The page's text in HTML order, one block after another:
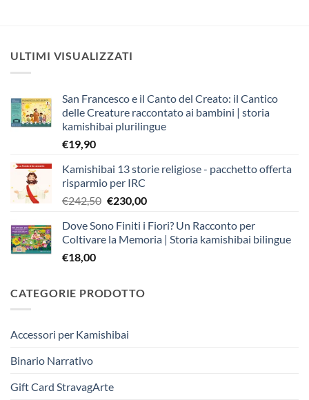
ULTIMI VISUALIZZATI
San Francesco e il Canto del Creato: il Cantico
delle Creature raccontato ai bambini | storia
kamishibai plurilingue
€19,90
Kamishibai 13 storie religiose - pacchetto offerta
risparmio per IRC
€242,50 Il
originale
era:
€230,00Il
attuale
è:
Dove Sono Finiti i Fiori? Un Racconto per
Coltivare la Memoria | Storia kamishibai bilingue
€18,00
CATEGORIE PRODOTTO
Accessori per Kamishibai
Binario Narrativo
Gift Card StravagArte